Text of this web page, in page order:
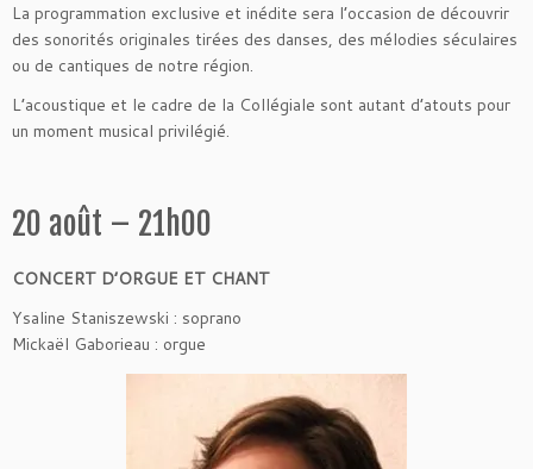
La programmation exclusive et inédite sera l’occasion de découvrir
des sonorités originales tirées des danses, des mélodies séculaires
ou de cantiques de notre région.
L’acoustique et le cadre de la Collégiale sont autant d’atouts pour
un moment musical privilégié.
20 août – 21h00
CONCERT D’ORGUE ET CHANT
Ysaline Staniszewski : soprano
Mickaël Gaborieau : orgue